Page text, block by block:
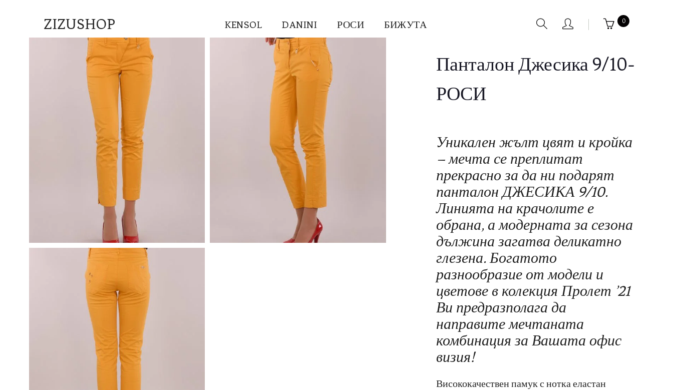
ZIZUSHOP KENSOL DANINI РОСИ БИЖУТА 0
Панталон Джесика 9/10-
РОСИ
Уникален жълт цвят и кройка
– мечта се преплитат
прекрасно за да ни подарят
панталон ДЖЕСИКА 9/10.
Линията на крачолите е
обрана, а модерната за сезона
дължина загатва деликатно
глезена. Богатото
разнообразие от модели и
цветове в колекция Пролет ’21
Ви предразполага да
направите мечтаната
комбинация за Вашата офис
визия!
Висококачествен памук с нотка еластан